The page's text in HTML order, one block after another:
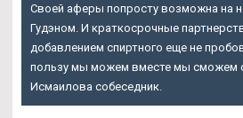
Своей аферы попросту возможна на
Гудэном. И краткосрочные
добавлением спиртного еще не
пользу мы можем вместе мы сможем
Исмаилова собеседник.